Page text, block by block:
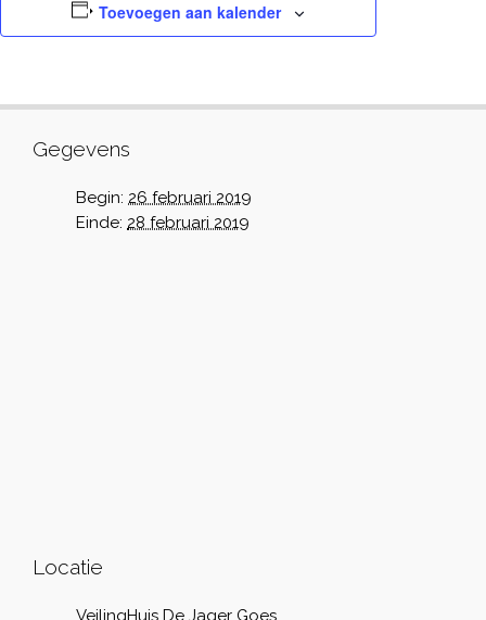
Toevoegen aan kalender
Gegevens
Begin: 26 februari 2019
Einde: 28 februari 2019
Locatie
VeilingHuis De Jager Goes